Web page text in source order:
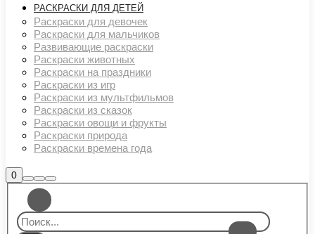
РАСКРАСКИ ДЛЯ ДЕТЕЙ
Раскраски для девочек
Раскраски для мальчиков
Развивающие раскраски
Раскраски животных
Раскраски на праздники
Раскраски из игр
Раскраски из мультфильмов
Раскраски из сказок
Раскраски овощи и фрукты
Раскраски природа
Раскраски времена года
0Боковая
панель
магазина
Найти
Больше
информации
Главное
меню